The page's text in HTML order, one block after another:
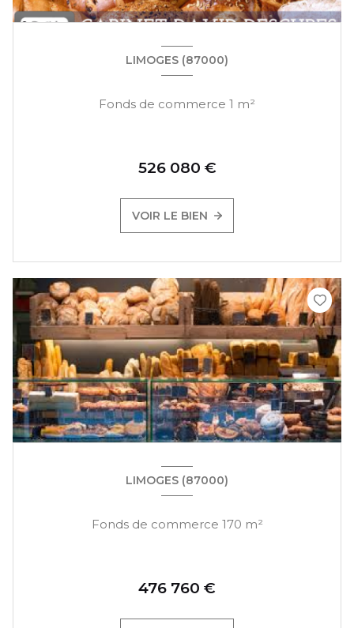
LIMOGES (87000)
Fonds de commerce 1 m²
526 080 €
VOIR LE BIEN
LIMOGES (87000)
Fonds de commerce 170 m²
476 760 €